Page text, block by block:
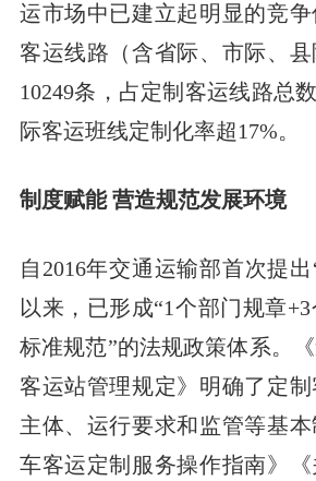
运市场中已建立起明显的竞争
客运线路（含省际、市际、
10249条，占定制客运线路总
际客运班线定制化率超17%。
制度赋能 营造规范发展环境
自2016年交通运输部首次提
以来，已形成“1个部门规章
标准规范”的法规政策体系。
客运站管理规定》明确了定
主体、运行要求和监管等基
车客运定制服务操作指南》